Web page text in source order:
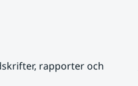
rapporter och